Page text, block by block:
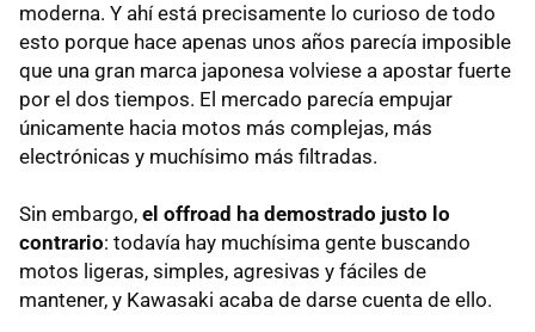
moderna. Y ahí está precisamente lo curioso de todo
esto porque hace apenas unos años parecía imposible
que una gran marca japonesa volviese a apostar fuerte
por el dos tiempos. El mercado parecía empujar
únicamente hacia motos más complejas, más
electrónicas y muchísimo más filtradas.
Sin embargo, el offroad ha demostrado justo lo
contrario: todavía hay muchísima gente buscando
motos ligeras, simples, agresivas y fáciles de
mantener, y Kawasaki acaba de darse cuenta de ello.